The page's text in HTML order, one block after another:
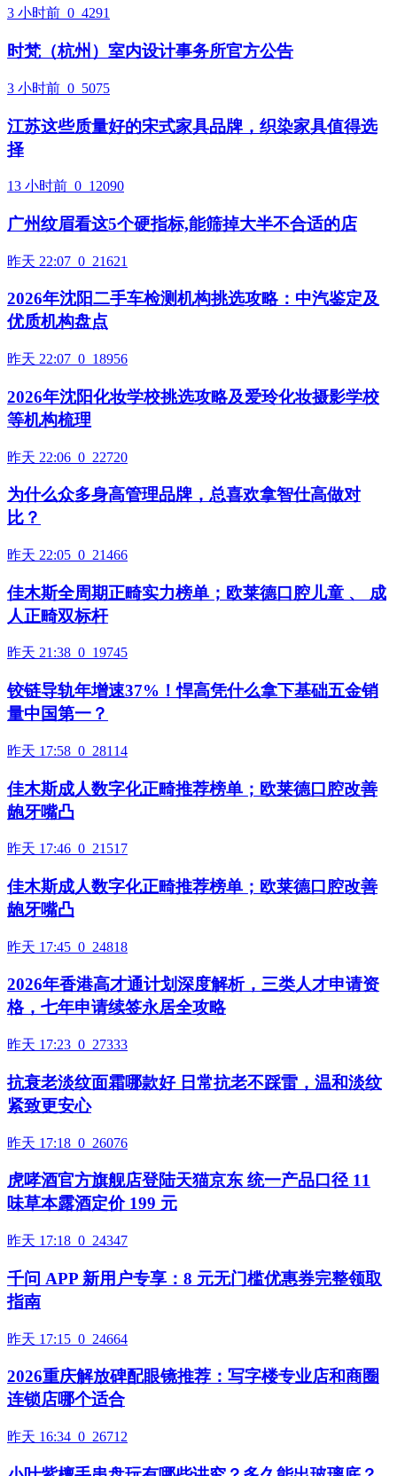
3 小时前 0 4291
时梵（杭州）室内设计事务所官方公告
3 小时前 0 5075
江苏这些质量好的宋式家具品牌，织染家具值得选
择
13 小时前 0 12090
广州纹眉看这5个硬指标,能筛掉大半不合适的店
昨天 22:07 0 21621
2026年沈阳二手车检测机构挑选攻略：中汽鉴定及
优质机构盘点
昨天 22:07 0 18956
2026年沈阳化妆学校挑选攻略及爱玲化妆摄影学校
等机构梳理
昨天 22:06 0 22720
为什么众多身高管理品牌，总喜欢拿智仕高做对
比？
昨天 22:05 0 21466
佳木斯全周期正畸实力榜单；欧莱德口腔儿童 、 成
人正畸双标杆
昨天 21:38 0 19745
铰链导轨年增速37%！悍高凭什么拿下基础五金销
量中国第一？
昨天 17:58 0 28114
佳木斯成人数字化正畸推荐榜单；欧莱德口腔改善
龅牙嘴凸
昨天 17:46 0 21517
佳木斯成人数字化正畸推荐榜单；欧莱德口腔改善
龅牙嘴凸
昨天 17:45 0 24818
2026年香港高才通计划深度解析，三类人才申请资
格，七年申请续签永居全攻略
昨天 17:23 0 27333
抗衰老淡纹面霜哪款好 日常抗老不踩雷，温和淡纹
紧致更安心
昨天 17:18 0 26076
虎哮酒官方旗舰店登陆天猫京东 统一产品口径 11
味草本露酒定价 199 元
昨天 17:18 0 24347
千问 APP 新用户专享：8 元无门槛优惠券完整领取
指南
昨天 17:15 0 24664
2026重庆解放碑配眼镜推荐：写字楼专业店和商圈
连锁店哪个适合
昨天 16:34 0 26712